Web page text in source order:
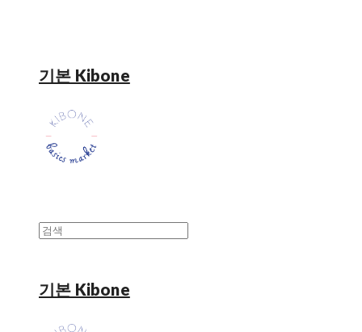
기본 Kibone
기본 Kibone